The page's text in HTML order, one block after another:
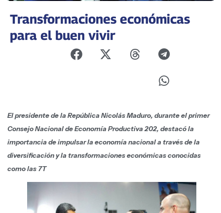
Transformaciones económicas
para el buen vivir
El presidente de la RepúblicaNicolás Maduro, durante el primer
Consejo Nacional de Economía Productiva 202, destacó la
importancia de impulsar la economía nacional a través de la
diversificación y la transformaciones económicas conocidas
como las 7T